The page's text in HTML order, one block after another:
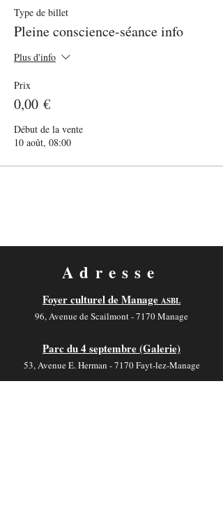
Type de billet
Pleine conscience-séance info
Plus d'info
Prix
0,00 €
Début de la vente
10 août, 08:00
Adresse
Foyer culturel de Manage ASBL
96, Avenue de Scailmont - 7170 Manage
Parc du 4 septembre (Galerie)
53, Avenue E. Herman - 7170 Fayt-lez-Manage